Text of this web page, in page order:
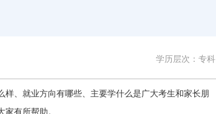
学历层次：专科
、就业方向有哪些、主要学什么是广大考生和家长朋
有所帮助。